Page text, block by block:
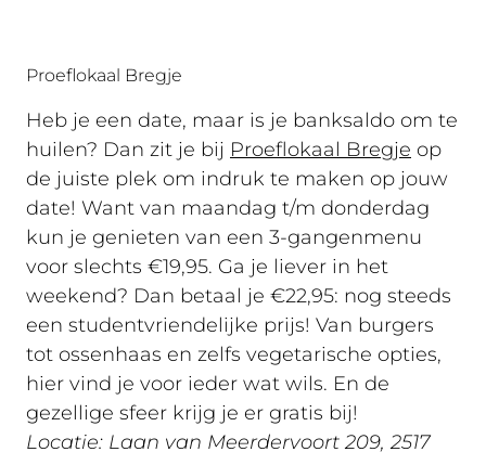
Proeflokaal Bregje
Heb je een date, maar is je banksaldo om te
huilen? Dan zit je bij Proeflokaal Bregje op
de juiste plek om indruk te maken op jouw
date! Want van maandag t/m donderdag
kun je genieten van een 3-gangenmenu
voor slechts €19,95. Ga je liever in het
weekend? Dan betaal je €22,95: nog steeds
een studentvriendelijke prijs! Van burgers
tot ossenhaas en zelfs vegetarische opties,
hier vind je voor ieder wat wils. En de
gezellige sfeer krijg je er gratis bij!
Locatie: Laan van Meerdervoort 209, 2517